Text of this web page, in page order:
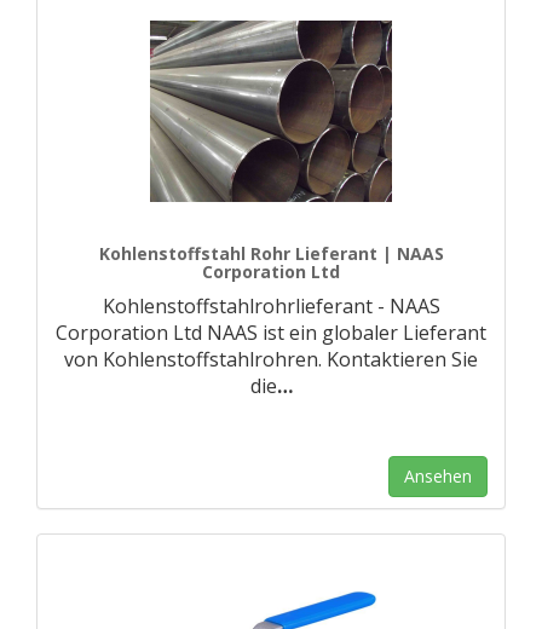
Kohlenstoffstahl Rohr Lieferant | NAAS
Corporation Ltd
Kohlenstoffstahlrohrlieferant - NAAS
Corporation Ltd NAAS ist ein globaler Lieferant
von Kohlenstoffstahlrohren. Kontaktieren Sie
die…
Ansehen